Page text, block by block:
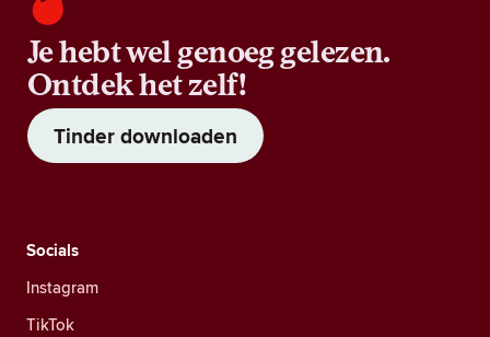
Je hebt wel genoeg gelezen.
Ontdek het zelf!
Tinder downloaden
Socials
Instagram
TikTok